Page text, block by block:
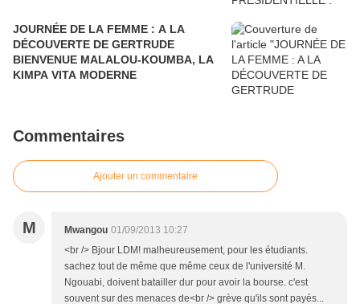
JOURNÉE DE LA FEMME : A LA
DÉCOUVERTE DE GERTRUDE
BIENVENUE MALALOU-KOUMBA, LA
KIMPA VITA MODERNE
Commentaires
Ajouter un commentaire
M Mwangou 01/09/2013 10:27
<br /> Bjour LDM! malheureusement, pour les étudiants.
sachez tout de même que même ceux de l'université M.
Ngouabi, doivent batailler dur pour avoir la bourse. c'est
souvent sur des menaces de<br /> grève qu'ils sont payés...